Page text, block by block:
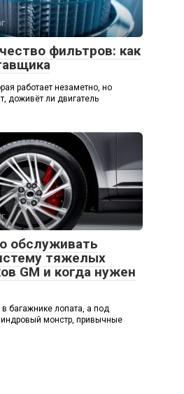
фильтров: как
работает незаметно, но
доживёт ли двигатель
обслуживать
тяжелых
GM и когда нужен
багажнике лопата, а под
монстр, привычные